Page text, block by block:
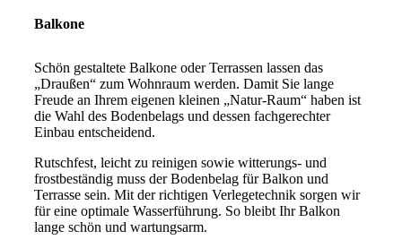
Balkone
Schön gestaltete Balkone oder Terrassen lassen das
„Draußen“ zum Wohnraum werden. Damit Sie lange
Freude an Ihrem eigenen kleinen „Natur-Raum“ haben ist
die Wahl des Bodenbelags und dessen fachgerechter
Einbau entscheidend.
Rutschfest, leicht zu reinigen sowie witterungs- und
frostbeständig muss der Bodenbelag für Balkon und
Terrasse sein. Mit der richtigen Verlegetechnik sorgen wir
für eine optimale Wasserführung. So bleibt Ihr Balkon
lange schön und wartungsarm.